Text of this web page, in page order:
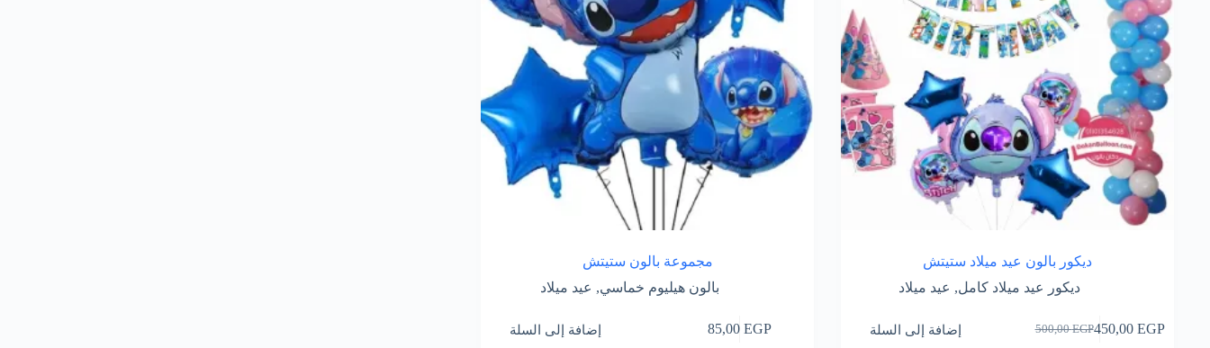
ديكور بالون عيد ميلاد ستيتش
ديكور عيد ميلاد كامل, عيد ميلاد
500,00EGP
السعر450,00 EGP
السعر
إضافة إلى السلة
مجموعة بالون ستيتش
بالون هيليوم خماسي, عيد ميلاد
85,00EGP إضافة إلى السلة